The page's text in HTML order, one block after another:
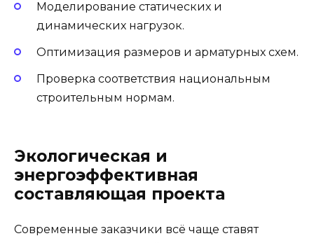
Моделирование статических и
динамических нагрузок.
Оптимизация размеров и арматурных схем.
Проверка соответствия национальным
строительным нормам.
Экологическая и
энергоэффективная
составляющая проекта
Современные заказчики всё чаще ставят